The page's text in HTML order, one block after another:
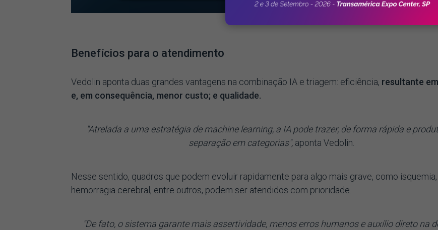
Benefícios para o atendimento
Vedolin aponta duas grandes vantagens na combinação IA e triagem: eficiência, resultante
e, em consequência, menor custo; e qualidade.
"Atrelada a uma estratégia de machine learning, a IA pode trazer, de forma rápida e
separação em categorias",aponta Vedolin.
Nesse sentido, quadros que podem evoluir rapidamente para algo mais grave, como isquemia,
hemorragia cerebral, entre outros, podem ser atendidos com prioridade.
"De fato, o sistema garante mais assertividade, menos erros humanos e auxílio direto na